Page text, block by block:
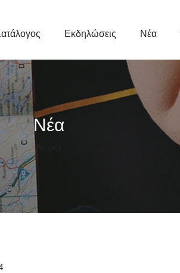
Εκδηλώσεις Νέα
Νέα